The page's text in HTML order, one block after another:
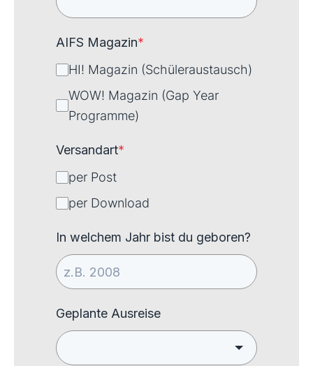
AIFS Magazin*
HI! Magazin (Schüleraustausch)
WOW! Magazin (Gap Year
Programme)
Versandart*
per Post
per Download
In welchem Jahr bist du geboren?
Geplante Ausreise